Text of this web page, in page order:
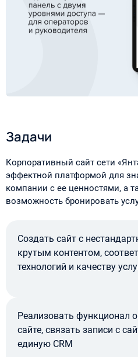
Задачи
Корпоративный сайт сети
эффектной платформой для
компании с ее ценностями, а
возможность бронировать
Создать сайт с
крутым контентом,
технологий и качеству
Реализовать функционал
сайте, связать записи с
единую CRM